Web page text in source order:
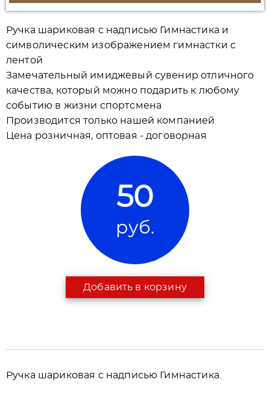
Ручка шариковая с надписью Гимнастика и
символическим изображением гимнастки с
лентой
Замечательный имиджевый сувенир отличного
качества, который можно подарить к любому
событию в жизни спортсмена
Производится только нашей компанией
Цена розничная, оптовая - договорная
50
руб.
Добавить в корзину
Ручка шариковая с надписью Гимнастика.